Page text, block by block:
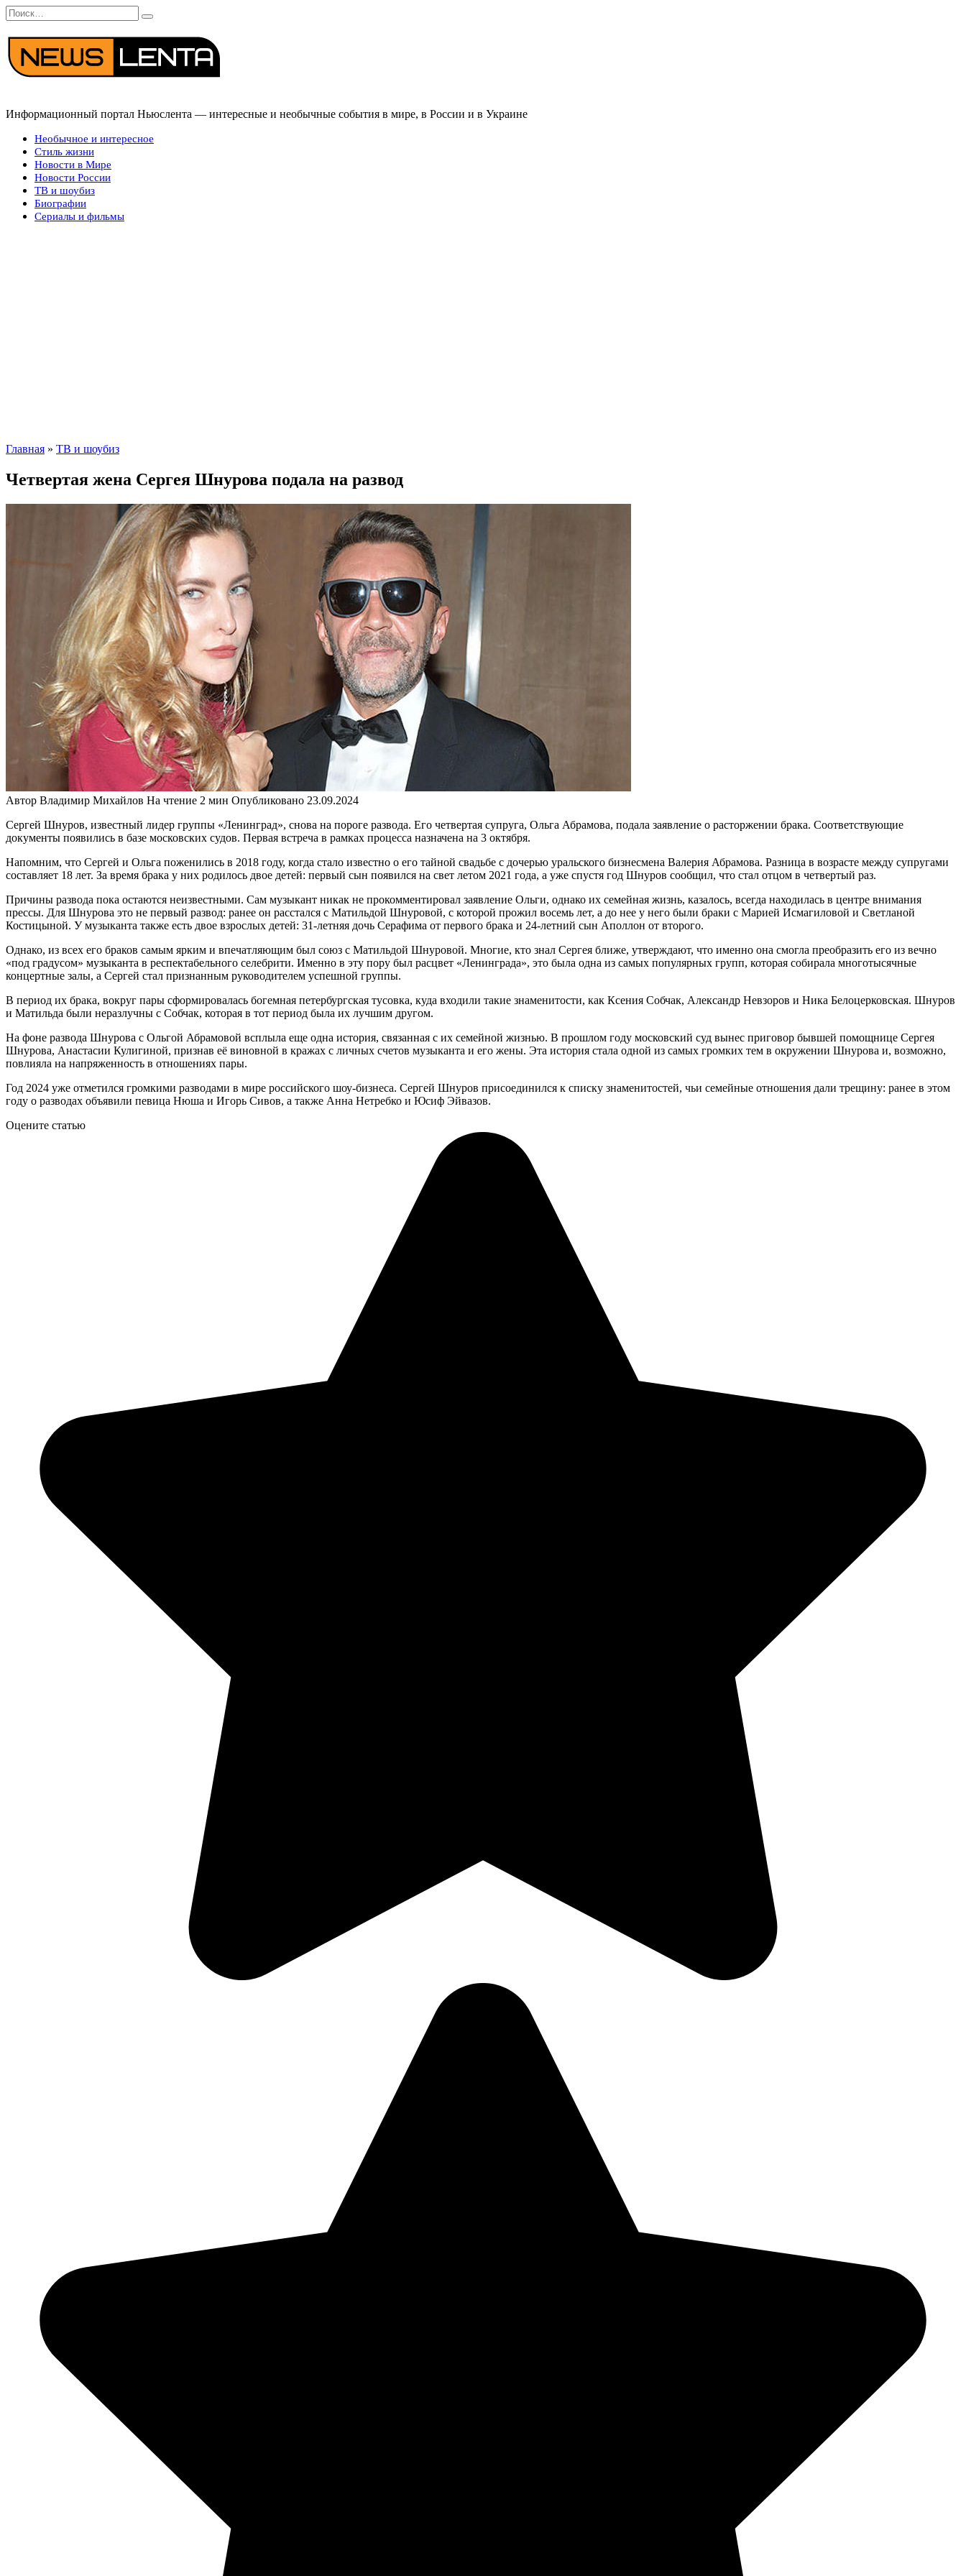
Перейти
к
содержанию
Search
for:
Информационный портал Ньюслента — интересные и необычные события в мире, в России и в Украине
Необычное и интересное
Стиль жизни
Новости в Мире
Новости России
ТВ и шоубиз
Биографии
Сериалы и фильмы
Главная » ТВ и шоубиз
Четвертая жена Сергея Шнурова подала на развод
Автор Владимир Михайлов На чтение 2 мин Опубликовано 23.09.2024
Сергей Шнуров, известный лидер группы «Ленинград», снова на пороге развода. Его четвертая супруга, Ольга Абрамова, подала заявление о расторжении брака. Соответствующие
документы появились в базе московских судов. Первая встреча в рамках процесса назначена на 3 октября.
Напомним, что Сергей и Ольга поженились в 2018 году, когда стало известно о его тайной свадьбе с дочерью уральского бизнесмена Валерия Абрамова. Разница в возрасте между супругами
составляет 18 лет. За время брака у них родилось двое детей: первый сын появился на свет летом 2021 года, а уже спустя год Шнуров сообщил, что стал отцом в четвертый раз.
Причины развода пока остаются неизвестными. Сам музыкант никак не прокомментировал заявление Ольги, однако их семейная жизнь, казалось, всегда находилась в центре внимания
прессы. Для Шнурова это не первый развод: ранее он расстался с Матильдой Шнуровой, с которой прожил восемь лет, а до нее у него были браки с Марией Исмагиловой и Светланой
Костицыной. У музыканта также есть двое взрослых детей: 31-летняя дочь Серафима от первого брака и 24-летний сын Аполлон от второго.
Однако, из всех его браков самым ярким и впечатляющим был союз с Матильдой Шнуровой. Многие, кто знал Сергея ближе, утверждают, что именно она смогла преобразить его из вечно
«под градусом» музыканта в респектабельного селебрити. Именно в эту пору был расцвет «Ленинграда», это была одна из самых популярных групп, которая собирала многотысячные
концертные залы, а Сергей стал признанным руководителем успешной группы.
В период их брака, вокруг пары сформировалась богемная петербургская тусовка, куда входили такие знаменитости, как Ксения Собчак, Александр Невзоров и Ника Белоцерковская. Шнуров
и Матильда были неразлучны с Собчак, которая в тот период была их лучшим другом.
На фоне развода Шнурова с Ольгой Абрамовой всплыла еще одна история, связанная с их семейной жизнью. В прошлом году московский суд вынес приговор бывшей помощнице Сергея
Шнурова, Анастасии Кулигиной, признав её виновной в кражах с личных счетов музыканта и его жены. Эта история стала одной из самых громких тем в окружении Шнурова и, возможно,
повлияла на напряженность в отношениях пары.
Год 2024 уже отметился громкими разводами в мире российского шоу-бизнеса. Сергей Шнуров присоединился к списку знаменитостей, чьи семейные отношения дали трещину: ранее в этом
году о разводах объявили певица Нюша и Игорь Сивов, а также Анна Нетребко и Юсиф Эйвазов.
Оцените статью